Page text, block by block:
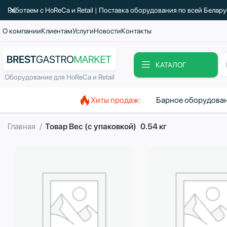
О компанииКлиентамУслугиНовостиКонтакты
Оборудование для HoReCa и Retail
КАТАЛОГ
Хиты продаж: Барное
Главная Товар Вес (с упаковкой) 0.54 кг
Работаем с HoReCa и Retail | Поставка оборудования по всей